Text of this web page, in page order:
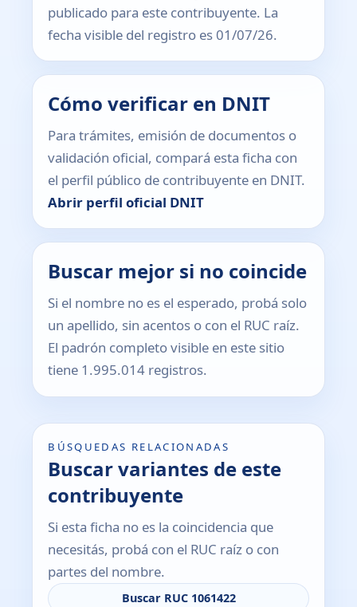
publicado para este contribuyente. La
fecha visible del registro es 01/07/26.
Cómo verificar en DNIT
Para trámites, emisión de documentos o
validación oficial, compará esta ficha con
el perfil público de contribuyente en DNIT.
Abrir perfil oficial DNIT
Buscar mejor si no coincide
Si el nombre no es el esperado, probá solo
un apellido, sin acentos o con el RUC raíz.
El padrón completo visible en este sitio
tiene 1.995.014 registros.
BÚSQUEDAS RELACIONADAS
Buscar variantes de este
contribuyente
Si esta ficha no es la coincidencia que
necesitás, probá con el RUC raíz o con
partes del nombre.
Buscar RUC 1061422